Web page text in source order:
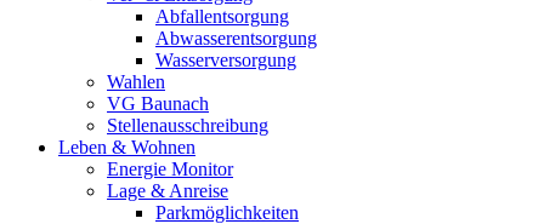
Abfallentsorgung
Abwasserentsorgung
Wasserversorgung
Wahlen
VG Baunach
Stellenausschreibung
Leben & Wohnen
Energie Monitor
Lage & Anreise
Parkmöglichkeiten